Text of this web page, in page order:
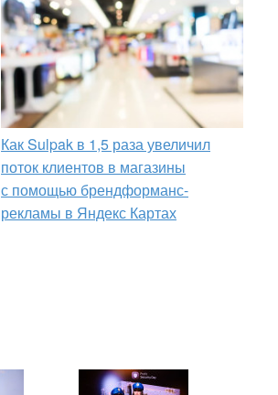
Как Sulpak в 1,5 раза увеличил
поток клиентов в магазины
с помощью брендформанс-
рекламы в Яндекс Картах